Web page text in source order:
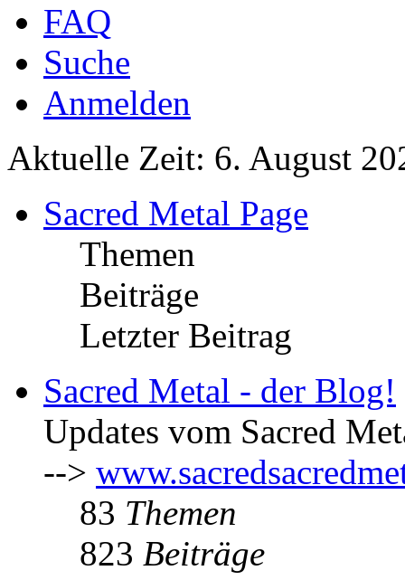
FAQ
Suche
Anmelden
Aktuelle Zeit: 6. August
Sacred Metal Page
Themen
Beiträge
Letzter Beitrag
Sacred Metal - der Blog!
Updates vom Sacred
-->
83 Themen
823 Beiträge